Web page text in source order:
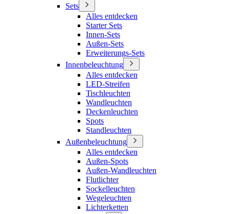
Sets
Alles entdecken
Starter Sets
Innen-Sets
Außen-Sets
Erweiterungs-Sets
Innenbeleuchtung
Alles entdecken
LED-Streifen
Tischleuchten
Wandleuchten
Deckenleuchten
Spots
Standleuchten
Außenbeleuchtung
Alles entdecken
Außen-Spots
Außen-Wandleuchten
Flutlichter
Sockelleuchten
Wegeleuchten
Lichterketten